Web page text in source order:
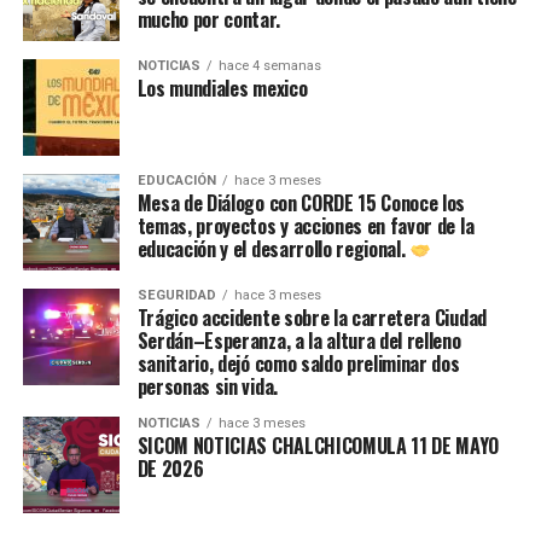
mucho por contar.
NOTICIAS hace 4 semanas
Los mundiales mexico
EDUCACIÓN hace 3 meses
Mesa de Diálogo con CORDE 15 Conoce los
temas, proyectos y acciones en favor de la
educación y el desarrollo regional.
SEGURIDAD hace 3 meses
Trágico accidente sobre la carretera Ciudad
Serdán–Esperanza, a la altura del relleno
sanitario, dejó como saldo preliminar dos
personas sin vida.
NOTICIAS hace 3 meses
SICOM NOTICIAS CHALCHICOMULA 11 DE MAYO
DE 2026